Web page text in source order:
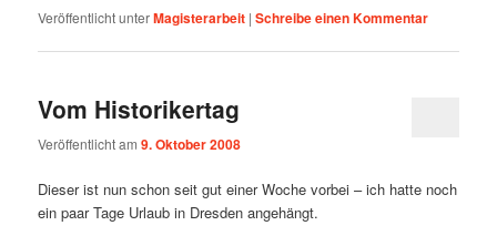
Veröffentlicht unterMagisterarbeit |Schreibe einen Kommentar
Vom Historikertag
Veröffentlicht am9. Oktober 2008
Dieser ist nun schon seit gut einer Woche vorbei – ich hatte noch
ein paar Tage Urlaub in Dresden angehängt.